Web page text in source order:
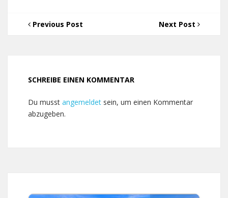
Previous Post Next Post
SCHREIBE EINEN KOMMENTAR
Du musst angemeldet sein, um einen Kommentar
abzugeben.